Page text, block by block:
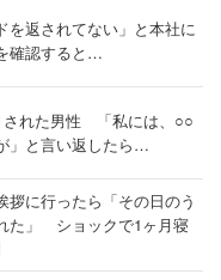
を返されてない」と本社に
確認すると…
された男性 「私には、○○
」と言い返したら…
に行ったら「その日のう
た」 ショックで1ヶ月寝